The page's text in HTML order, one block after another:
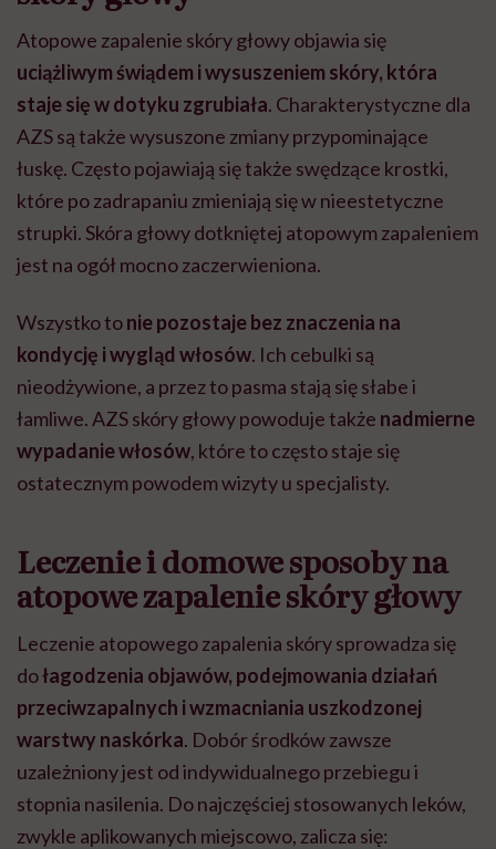
Atopowe zapalenie skóry głowy objawia się
uciążliwym świądem i wysuszeniem skóry, która
staje się w dotyku zgrubiała. Charakterystyczne dla
AZS są także wysuszone zmiany przypominające
łuskę. Często pojawiają się także swędzące krostki,
które po zadrapaniu zmieniają się w nieestetyczne
strupki. Skóra głowy dotkniętej atopowym zapaleniem
jest na ogół mocno zaczerwieniona.
Wszystko tonie pozostaje bez znaczenia na
kondycję i wygląd włosów. Ich cebulki są
nieodżywione, a przez to pasma stają się słabe i
łamliwe. AZS skóry głowy powoduje także nadmierne
wypadanie włosów, które to często staje się
ostatecznym powodem wizyty u specjalisty.
Leczenie i domowe sposoby na
atopowe zapalenie skóry głowy
Leczenie atopowego zapalenia skóry sprowadza się
dołagodzenia objawów, podejmowania działań
przeciwzapalnych i wzmacniania uszkodzonej
warstwy naskórka. Dobór środków zawsze
uzależniony jest od indywidualnego przebiegu i
stopnia nasilenia. Do najczęściej stosowanych leków,
zwykle aplikowanych miejscowo, zalicza się: